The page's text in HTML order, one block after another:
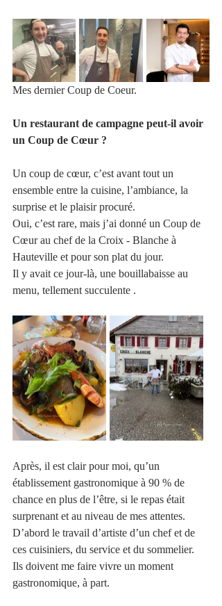
Mes dernier Coup de Coeur.
Un restaurant de campagne peut-il avoir
un Coup de Cœur ?
Un coup de cœur, c’est avant tout un
ensemble entre la cuisine, l’ambiance, la
surprise et le plaisir procuré.
Oui, c’est rare, mais j’ai donné un Coup de
Cœur au chef de la Croix - Blanche à
Hauteville et pour son plat du jour.
Il y avait ce jour-là, une bouillabaisse au
menu, tellement succulente .
Après, il est clair pour moi, qu’un
établissement gastronomique à 90 % de
chance en plus de l’être, si le repas était
surprenant et au niveau de mes attentes.
D’abord le travail d’artiste d’un chef et de
ces cuisiniers, du service et du sommelier.
Ils doivent me faire vivre un moment
gastronomique, à part.